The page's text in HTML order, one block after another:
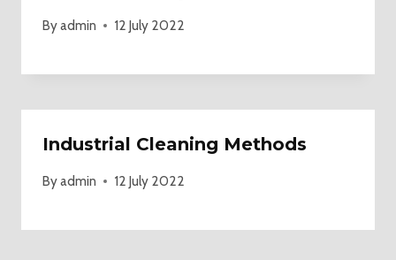
Byadmin 12 July 2022
Industrial Cleaning Methods
Byadmin 12 July 2022